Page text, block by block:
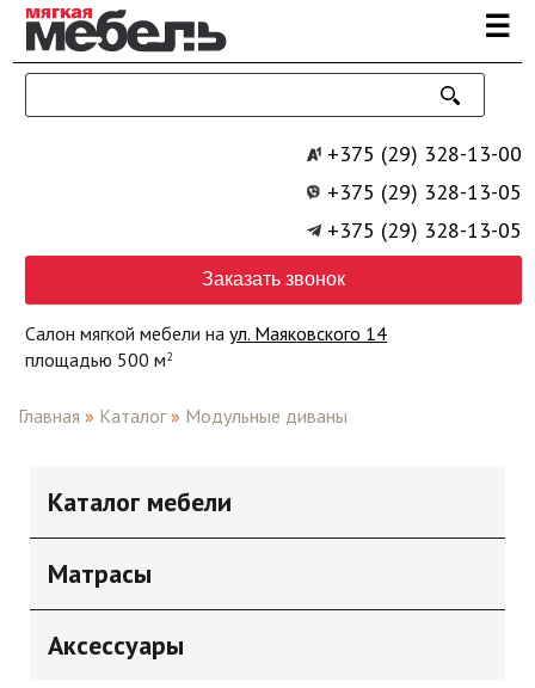
Перейти к основному содержанию ☰
+375 (29) 328-13-00
+375 (29) 328-13-05
+375 (29) 328-13-05
Заказать звонок
Салон мягкой мебели наул. Маяковского 14
площадью 500 м2
Главная » Каталог » Модульные диваны
Каталог мебели
Матрасы
Аксессуары